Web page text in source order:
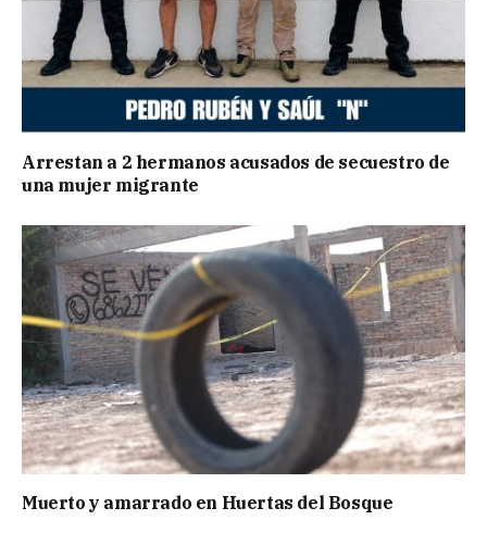
Arrestan a 2 hermanos acusados de secuestro de
una mujer migrante
Muerto y amarrado en Huertas del Bosque